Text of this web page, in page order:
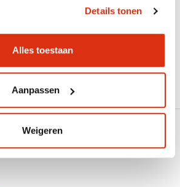
Details tonen
Alles toestaan
Aanpassen
Weigeren
reeds verlopen.